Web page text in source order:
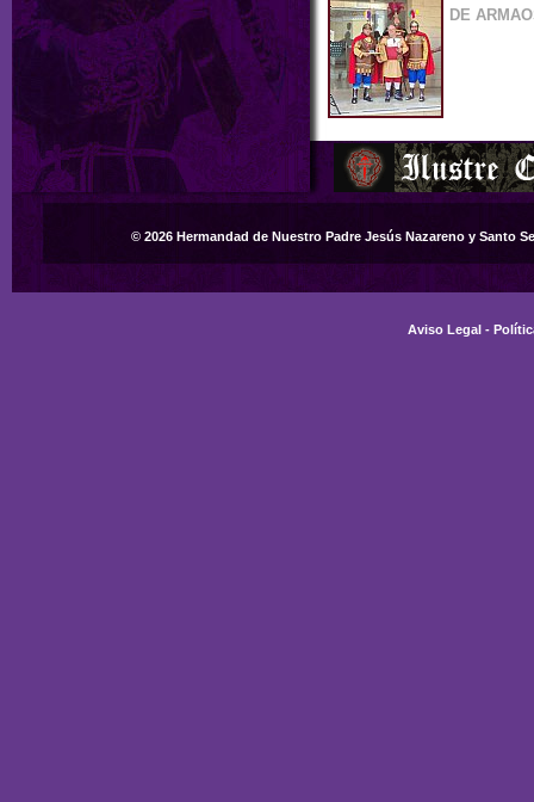
DE
© 2026 Hermandad de Nuestro Padre Jesús Nazareno y Santo
Aviso Legal -